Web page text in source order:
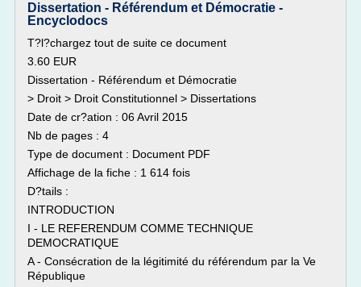
Dissertation - Référendum et Démocratie -
Encyclodocs
T?l?chargez tout de suite ce document
3.60 EUR
Dissertation - Référendum et Démocratie
> Droit > Droit Constitutionnel > Dissertations
Date de cr?ation : 06 Avril 2015
Nb de pages : 4
Type de document : Document PDF
Affichage de la fiche : 1 614 fois
D?tails :
INTRODUCTION
I - LE REFERENDUM COMME TECHNIQUE
DEMOCRATIQUE
A - Consécration de la légitimité du référendum par la Ve
République